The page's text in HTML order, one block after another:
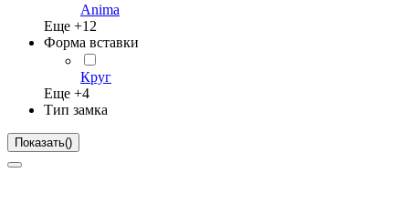
Anima
Еще +12
Форма вставки
Круг
Еще +4
Тип замка
Показать()